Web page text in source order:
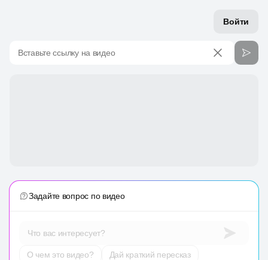
Войти
Вставьте ссылку на видео
Задайте вопрос по видео
Что вас интересует?
О чем это видео?
Дай краткий пересказ